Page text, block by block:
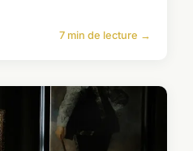
7 min de lecture →